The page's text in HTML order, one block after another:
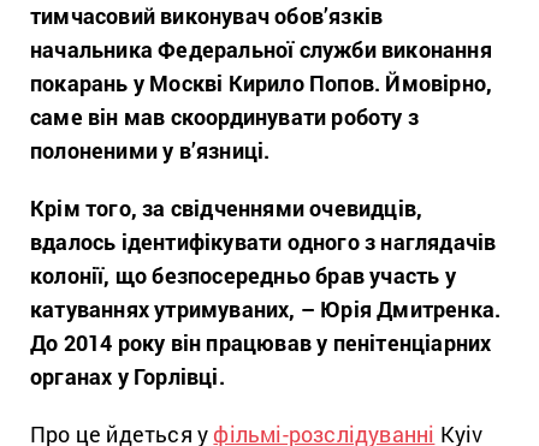
тимчасовий виконувач обов’язків
начальника Федеральної служби виконання
покарань у Москві Кирило Попов. Ймовірно,
саме він мав скоординувати роботу з
полоненими у в’язниці.
Крім того, за свідченнями очевидців,
вдалось ідентифікувати одного з наглядачів
колонії, що безпосередньо брав участь у
катуваннях утримуваних, – Юрія Дмитренка.
До 2014 року він працював у пенітенціарних
органах у Горлівці.
Про це йдеться у фільмі-розслідуванні Kyiv